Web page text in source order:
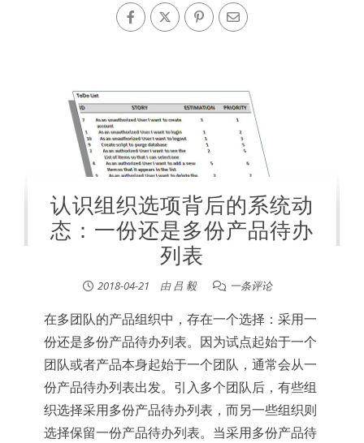
认识组织选项背后的系统动
态：一份还是多份产品待办
列表
2018-04-21 由 吕 毅 一条评论
在多团队的产品组织中，存在一个选择：采用一
份还是多份产品待办列表。因为试点起始于一个
团队或者产品本身起始于一个团队，通常会从一
份产品待办列表出发。引入多个团队后，有些组
织选择采用多份产品待办列表，而另一些组织则
选择保留一份产品待办列表。当采用多份产品待